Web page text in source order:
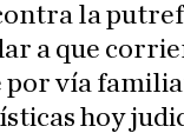
la
a que
por vía
hoy